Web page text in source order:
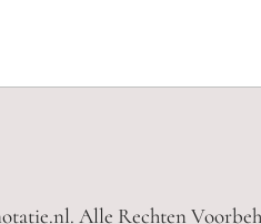
Alle Rechten